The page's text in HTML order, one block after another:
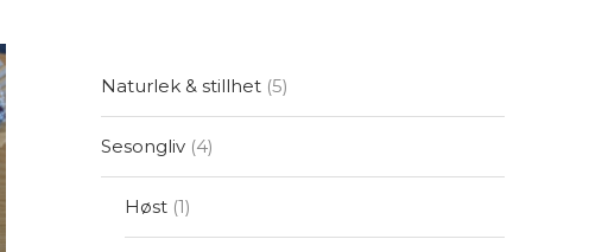
Naturlek & stillhet 5
Sesongliv 4
Høst 1